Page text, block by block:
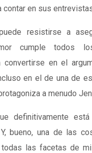
en sus
resistirse a
cumple todos
convertirse en el
en el de una de
a menudo
definitivamente
bueno, una de las
todas las facetas de